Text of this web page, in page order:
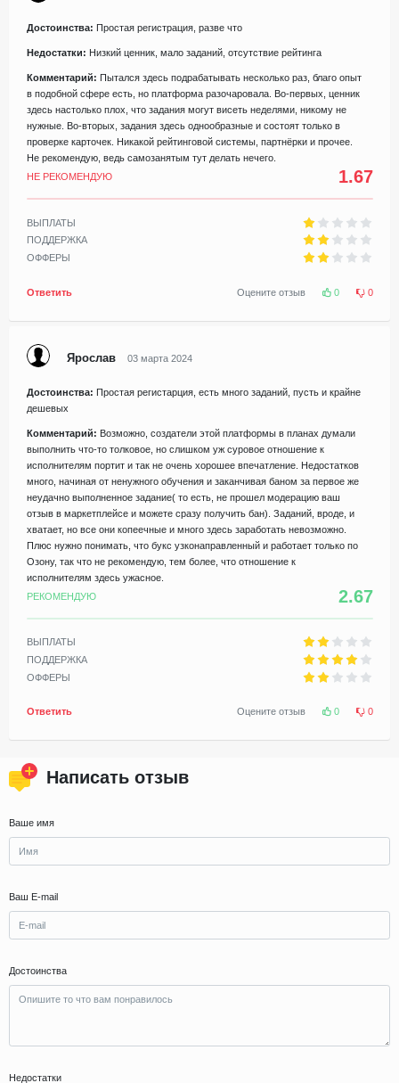
Достоинства: Простая регистрация, разве что
Недостатки: Низкий ценник, мало заданий, отсутствие рейтинга
Комментарий: Пытался здесь подрабатывать несколько раз, благо опыт
в подобной сфере есть, но платформа разочаровала. Во-первых, ценник
здесь настолько плох, что задания могут висеть неделями, никому не
нужные. Во-вторых, задания здесь однообразные и состоят только в
проверке карточек. Никакой рейтинговой системы, партнёрки и прочее.
Не рекомендую, ведь самозанятым тут делать нечего.
НЕ РЕКОМЕНДУЮ
1.67
ВЫПЛАТЫ
ПОДДЕРЖКА
ОФФЕРЫ
Ответить Оцените отзыв 0 0
Ярослав 03 марта 2024
Достоинства: Простая регистарция, есть много заданий, пусть и крайне
дешевых
Комментарий: Возможно, создатели этой платформы в планах думали
выполнить что-то толковое, но слишком уж суровое отношение к
исполнителям портит и так не очень хорошее впечатление. Недостатков
много, начиная от ненужного обучения и заканчивая баном за первое же
неудачно выполненное задание( то есть, не прошел модерацию ваш
отзыв в маркетплейсе и можете сразу получить бан). Заданий, вроде, и
хватает, но все они копеечные и много здесь заработать невозможно.
Плюс нужно понимать, что букс узконаправленный и работает только по
Озону, так что не рекомендую, тем более, что отношение к
исполнителям здесь ужасное.
РЕКОМЕНДУЮ
2.67
ВЫПЛАТЫ
ПОДДЕРЖКА
ОФФЕРЫ
Ответить Оцените отзыв 0 0
Написать отзыв
Ваше имя
Ваш E-mail
Достоинства
Недостатки